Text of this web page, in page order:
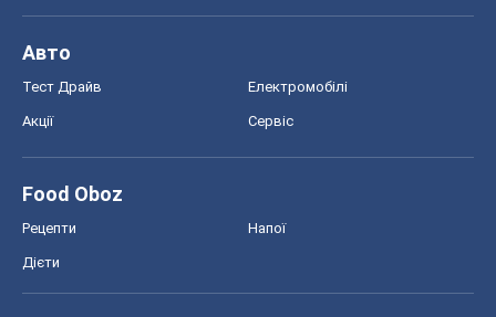
Авто
Тест Драйв Електромобілі
Акції Сервіс
Food Oboz
Рецепти Напої
Дієти